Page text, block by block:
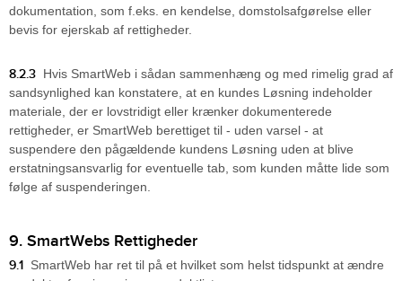
dokumentation, som f.eks. en kendelse, domstolsafgørelse eller
bevis for ejerskab af rettigheder.
8.2.3 Hvis SmartWeb i sådan sammenhæng og med rimelig grad af
sandsynlighed kan konstatere, at en kundes Løsning indeholder
materiale, der er lovstridigt eller krænker dokumenterede
rettigheder, er SmartWeb berettiget til - uden varsel - at
suspendere den pågældende kundens Løsning uden at blive
erstatningsansvarlig for eventuelle tab, som kunden måtte lide som
følge af suspenderingen.
9. SmartWebs Rettigheder
9.1 SmartWeb har ret til på et hvilket som helst tidspunkt at ændre